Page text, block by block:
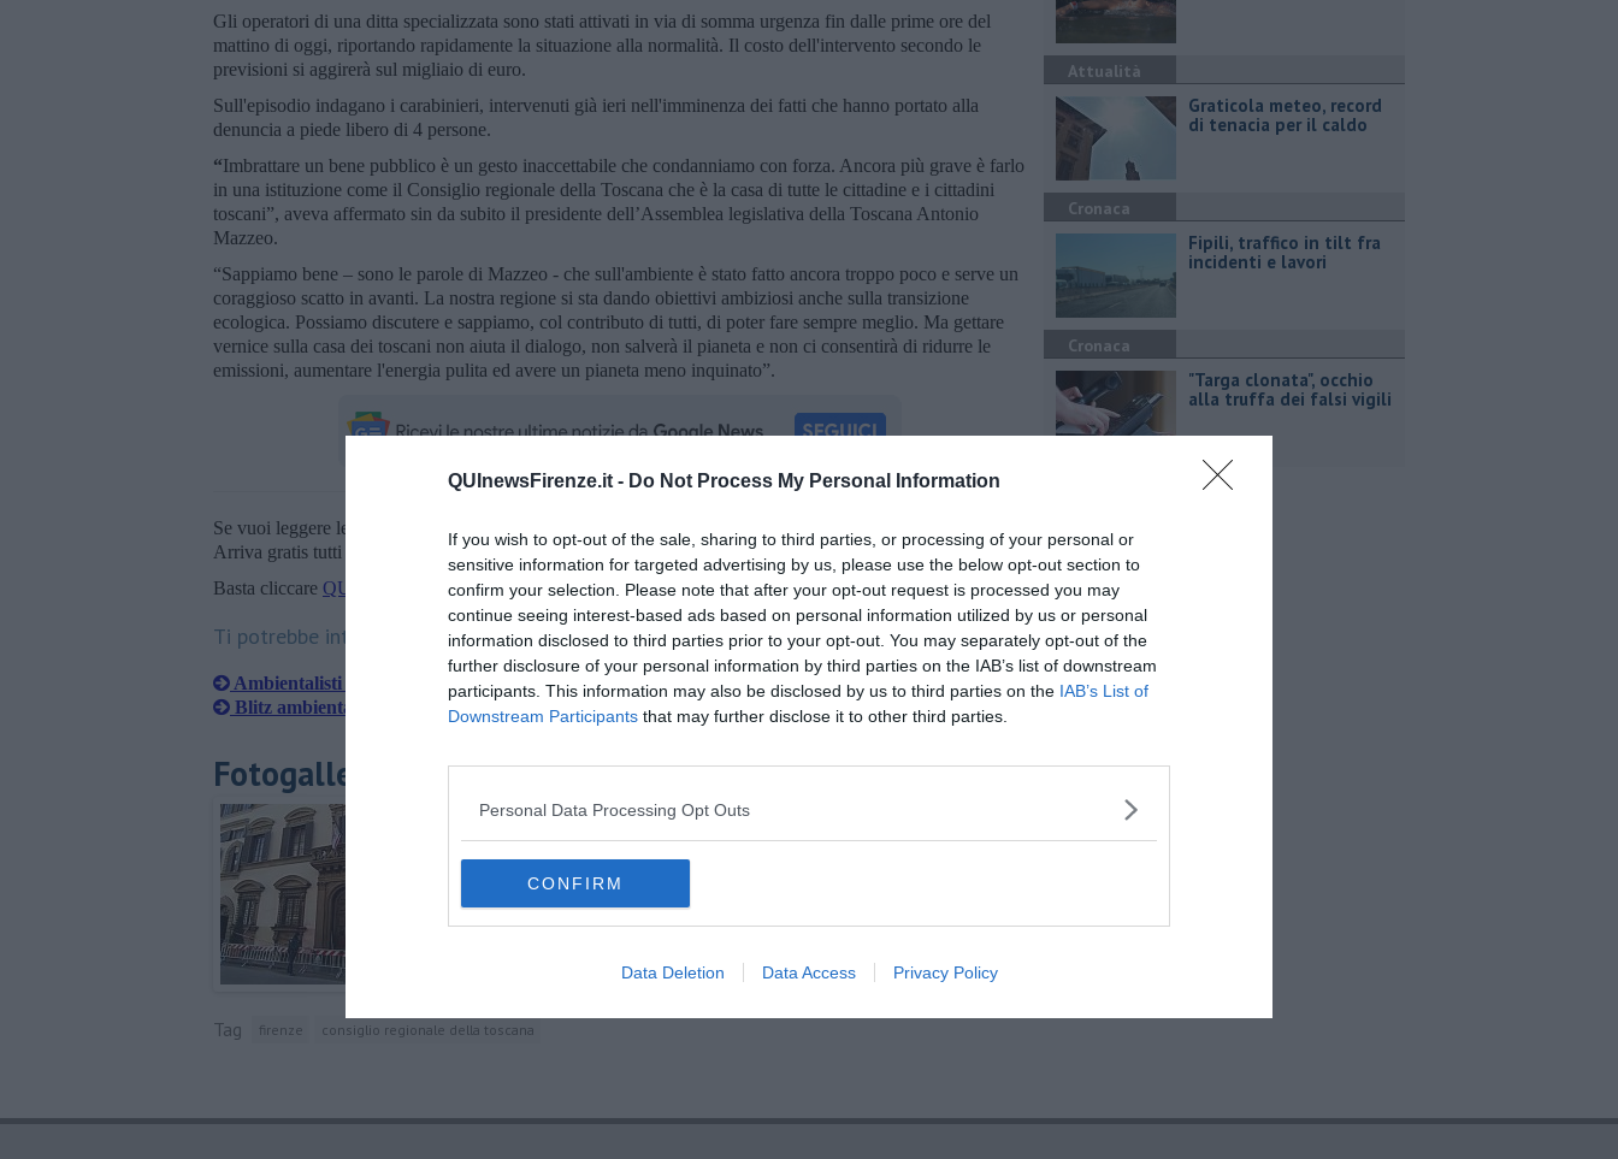
QUInewsFirenze.it - Do Not Process My Personal Information
If you wish to opt-out of the sale, sharing to third parties, or processing of your personal or
sensitive information for targeted advertising by us, please use the below opt-out section to
confirm your selection. Please note that after your opt-out request is processed you may
continue seeing interest-based ads based on personal information utilized by us or personal
information disclosed to third parties prior to your opt-out. You may separately opt-out of the
further disclosure of your personal information by third parties on the IAB’s list of downstream
participants. This information may also be disclosed by us to third parties on the IAB’s List of
Downstream Participants that may further disclose it to other third parties.
Personal Data Processing Opt Outs
CONFIRM
Data Deletion Data Access Privacy Policy
Gli operatori di una ditta specializzata sono stati attivati in via di somma urgenza fin dalle prime ore del
mattino di oggi, riportando rapidamente la situazione alla normalità. Il costo dell'intervento secondo le
previsioni si aggirerà sul migliaio di euro.
Sull'episodio indagano i carabinieri, intervenuti già ieri nell'imminenza dei fatti che hanno portato alla
denuncia a piede libero di 4 persone.
“Imbrattare un bene pubblico è un gesto inaccettabile che condanniamo con forza. Ancora più grave è farlo
in una istituzione come il Consiglio regionale della Toscana che è la casa di tutte le cittadine e i cittadini
toscani”, aveva affermato sin da subito il presidente dell’Assemblea legislativa della Toscana Antonio
Mazzeo.
“Sappiamo bene – sono le parole di Mazzeo - che sull'ambiente è stato fatto ancora troppo poco e serve un
coraggioso scatto in avanti. La nostra regione si sta dando obiettivi ambiziosi anche sulla transizione
ecologica. Possiamo discutere e sappiamo, col contributo di tutti, di poter fare sempre meglio. Ma gettare
vernice sulla casa dei toscani non aiuta il dialogo, non salverà il pianeta e non ci consentirà di ridurre le
emissioni, aumentare l'energia pulita ed avere un pianeta meno inquinato”.
Se vuoi leggere le notizie principali della Toscana iscriviti alla
Arriva gratis tutti i giorni alle 20:00 direttamente nella tua casella di posta.
Basta cliccare QUI
Ti potrebbe interessare anche:
Ambientalisti imbrattano il Palazzo del Pegaso
Blitz ambientalista contro la sede del Mef
Fotogallery
Tag firenze consiglio regionale della toscana
Attualità
Graticola meteo, record
di tenacia per il caldo
Cronaca
Fipili, traffico in tilt fra
incidenti e lavori
Cronaca
"Targa clonata", occhio
alla truffa dei falsi vigili